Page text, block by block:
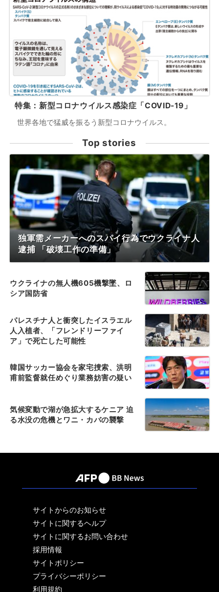
特集：新型コロナウイルス感染症「COVID-19」
世界各地で猛威を振るう新型コロナウイルス。
Top stories
独軍需メーカーへのスパイ行為でウクライナ人
逮捕 「破壊工作の準備」
ウクライナの無人機605機撃墜、ロ
シア国防省
パレスチナ人と衝突したイスラエル
人入植者、「フレンドリーファイ
ア」で死亡した可能性
韓国サッカー協会を家宅捜索、洪明
甫前監督就任めぐり業務妨害の疑い
気候変動で湖が急拡大するケニア 迫
る水没の危機とワニ・カバの襲撃
サイトからのお知らせ
サイトに関するヘルプ
サイトに関するお問い合わせ
採用情報
サイトポリシー
プライバシーポリシー
利用規約